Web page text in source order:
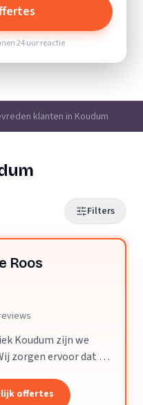
24 uur reactie
klanten in Koudum
Filters
Roos
Koudum zijn we
zorgen ervoor dat u
telefonie en...
offertes